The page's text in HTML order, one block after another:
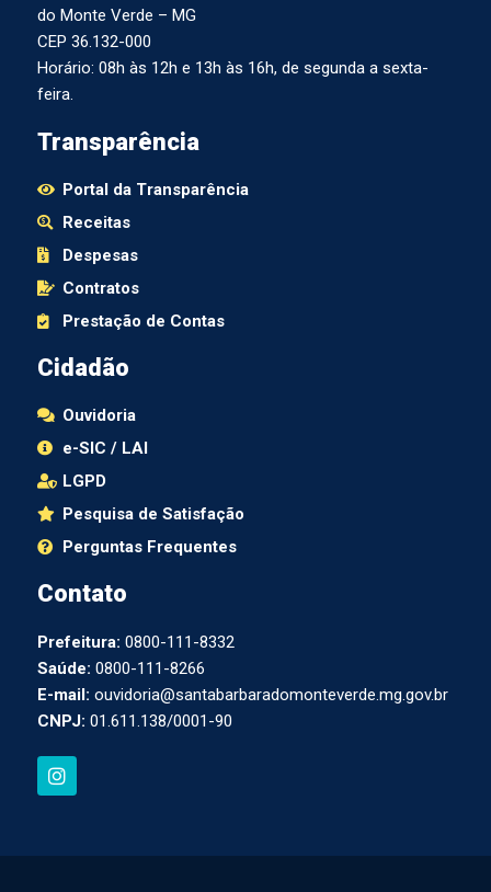
do Monte Verde – MG
CEP 36.132-000
Horário: 08h às 12h e 13h às 16h, de segunda a sexta-
feira.
Transparência
Portal da Transparência
Receitas
Despesas
Contratos
Prestação de Contas
Cidadão
Ouvidoria
e-SIC / LAI
LGPD
Pesquisa de Satisfação
Perguntas Frequentes
Contato
Prefeitura: 0800-111-8332
Saúde: 0800-111-8266
E-mail: ouvidoria@santabarbaradomonteverde.mg.gov.br
CNPJ: 01.611.138/0001-90
I
n
s
g